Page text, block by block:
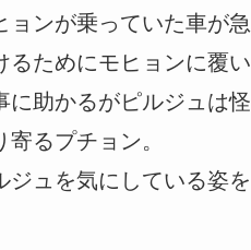
ョンが乗っていた車が
るためにモヒョンに覆
に助かるがピルジュは
るプチョン。
ジュを気にしている姿